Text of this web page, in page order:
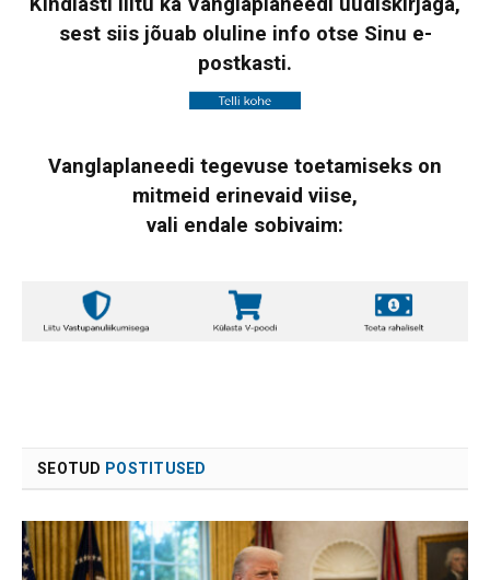
sest siis jõuab oluline info otse Sinu e-
postkasti.
Vanglaplaneedi tegevuse toetamiseks on
mitmeid erinevaid viise,
vali endale sobivaim:
SEOTUD POSTITUSED